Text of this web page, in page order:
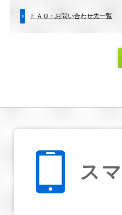
ＦＡＱ・お問い合わせ先一覧
ス